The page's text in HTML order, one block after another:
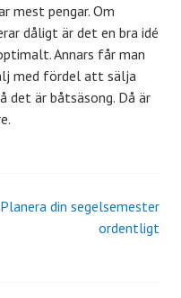
mest pengar. Om
dåligt är det en bra idé
Annars får man
med fördel att sälja
det är båtsäsong. Då är
Planera din segelsemester
ordentligt